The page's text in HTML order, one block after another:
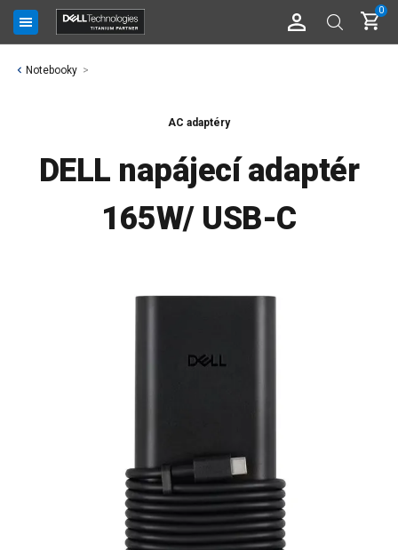
0
Notebooky
AC adaptéry
DELL napájecí adaptér
165W/ USB-C